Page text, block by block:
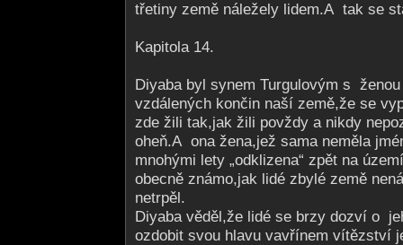
třetiny země náležely lidem.A tak se
Kapitola 14.
Diyaba byl synem Turgulovým s
vzdálených končin naší země,že se
zde žili tak,jak žili povždy a nikdy
oheň.A ona žena,jež sama neměla
mnohými lety „odklizena“ zpět na
obecně známo,jak lidé zbylé země
netrpěl.
Diyaba věděl,že lidé se brzy dozví o
ozdobit svou hlavu vavřínem vítězství